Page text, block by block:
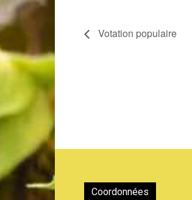
Votation populaire
Coordonnées